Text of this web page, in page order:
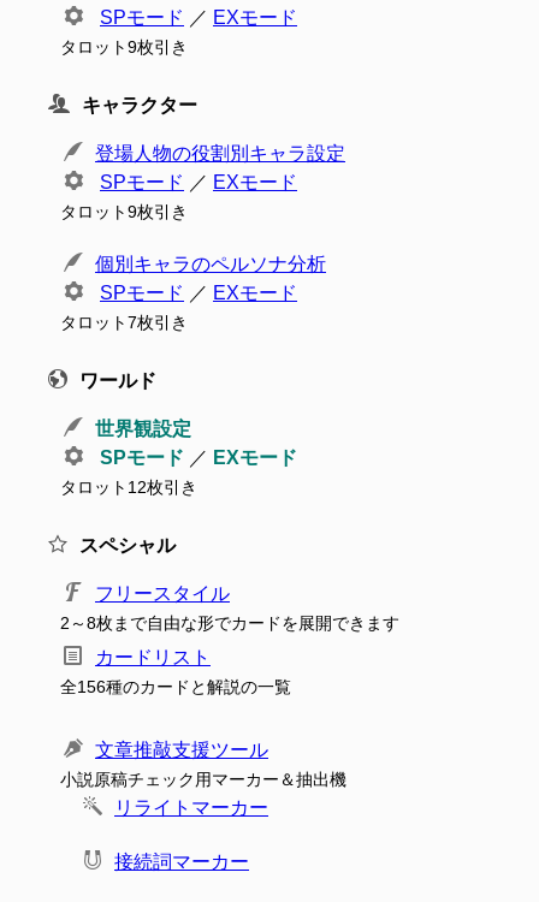
SPモード ／ EXモード
タロット9枚引き
キャラクター
登場人物の役割別キャラ設定
SPモード ／ EXモード
タロット9枚引き
個別キャラのペルソナ分析
SPモード ／ EXモード
タロット7枚引き
ワールド
世界観設定
SPモード ／ EXモード
タロット12枚引き
スペシャル
フリースタイル
2～8枚まで自由な形でカードを展開できます
カードリスト
全156種のカードと解説の一覧
文章推敲支援ツール
小説原稿チェック用マーカー＆抽出機
リライトマーカー
接続詞マーカー